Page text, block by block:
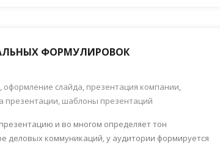
ФОРМУЛИРОВОК
, оформление слайда, презентация компании,
презентации, шаблоны презентаций
и во многом определяет тон
деловых коммуникаций, у аудитории формируется